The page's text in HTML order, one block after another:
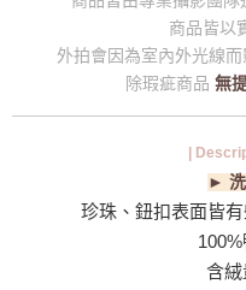
商品皆以
外拍會因為室內外光線
除瑕疵商品 無
|
►
珍珠、鈕扣表面皆
含絨